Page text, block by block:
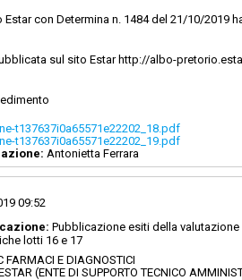
con Determina n. 1484 del 21/10/2019
sul sito Estar http://albo-
t137637i0a65571e22202_18.pdf
t137637i0a65571e22202_19.pdf
Antonietta Ferrara
09:52
Pubblicazione esiti della
lotti 16 e 17
FARMACI E DIAGNOSTICI
(ENTE DI SUPPORTO TECNICO